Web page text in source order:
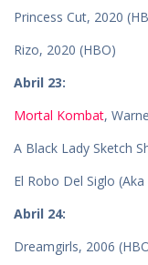
Princess Cut, 2020
Rizo, 2020 (HBO)
Abril 23:
Mortal Kombat,
A Black Lady Sketch
El Robo Del Siglo
Abril 24:
Dreamgirls, 2006